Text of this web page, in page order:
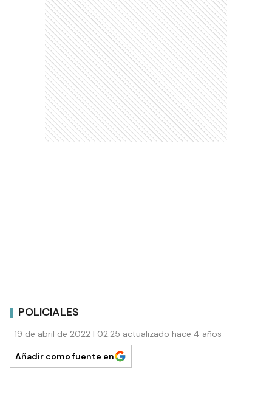
POLICIALES
19 de abril de 2022 | 02:25 actualizado hace 4 años
Añadir como fuente en